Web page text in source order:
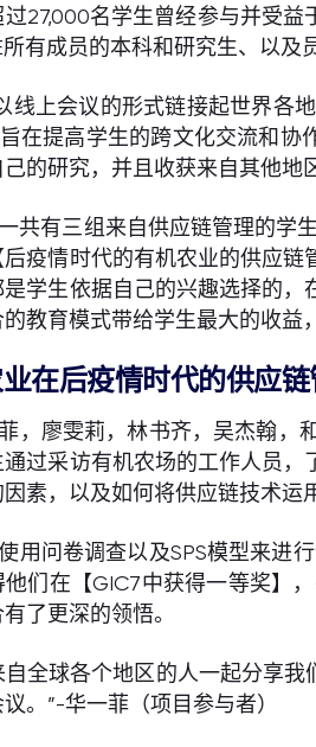
27,000名学生曾经参与并受益
有成员的本科和研究生、以及
线上会议的形式链接起世界各
在提高学生的跨文化交流和
的研究，并且收获来自其他地
共有三组来自供应链管理的学
后疫情时代的有机农业的供应
是学生依据自己的兴趣选择的
教育模式带给学生最大的收益
在后疫情时代的供应
，廖雯莉，林书齐，吴杰翰，
过采访有机农场的工作人员
素，以及如何将供应链技术运
用问卷调查以及SPS模型来进
他们在【GIC7中获得一等奖】
了更深的领悟。
自全球各个地区的人一起分享
。”-华一菲（项目参与者）